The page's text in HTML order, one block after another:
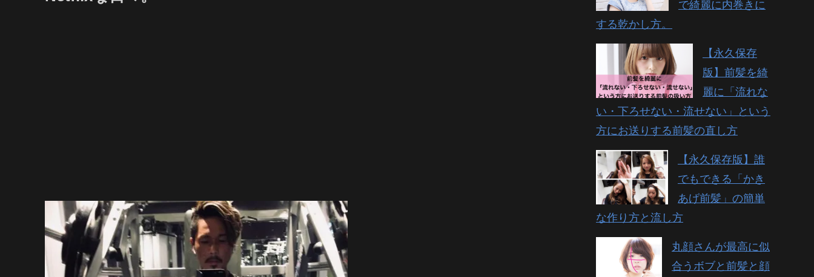
で綺麗に内巻きに
する乾かし方。
【永久保存
版】前髪を綺
麗に「流れな
い・下ろせない・流せない」という
方にお送りする前髪の直し方
【永久保存版】誰
でもできる「かき
あげ前髪」の簡単
な作り方と流し方
丸顔さんが最高に似
合うボブと前髪と顔